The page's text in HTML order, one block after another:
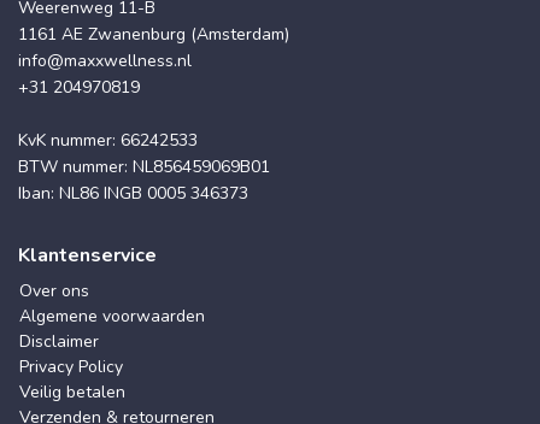
Weerenweg 11-B
1161 AE Zwanenburg (Amsterdam)
info@maxxwellness.nl
+31 204970819
KvK nummer: 66242533
BTW nummer: NL856459069B01
Iban: NL86 INGB 0005 346373
Klantenservice
Over ons
Algemene voorwaarden
Disclaimer
Privacy Policy
Veilig betalen
Verzenden & retourneren